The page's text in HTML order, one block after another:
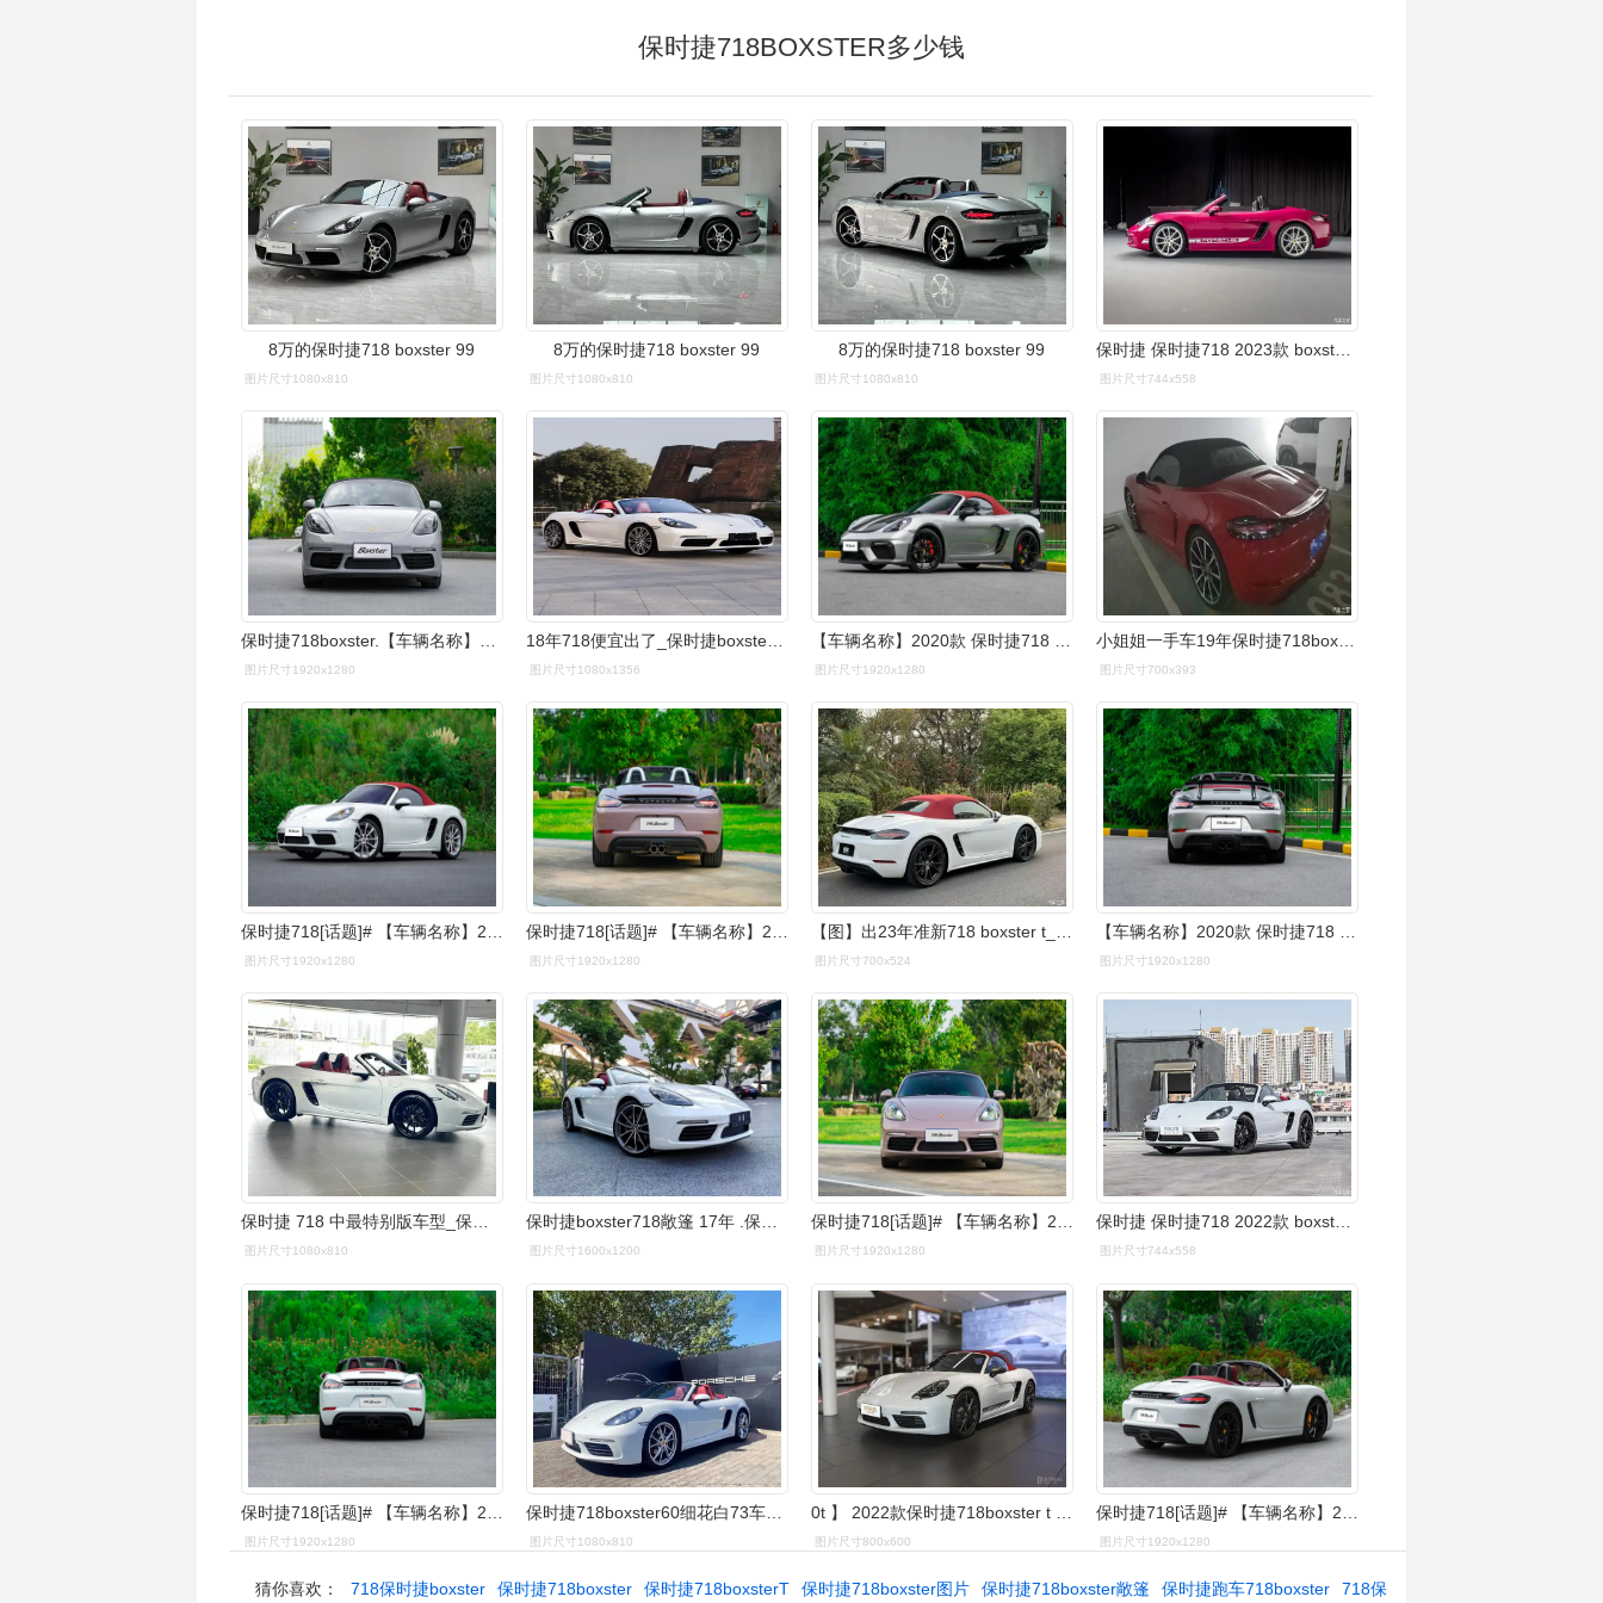
保时捷718BOXSTER多少钱
8万的保时捷718 boxster 99
图片尺寸1080x810
8万的保时捷718 boxster 99
图片尺寸1080x810
8万的保时捷718 boxster 99
图片尺寸1080x810 图片尺寸744x558
图片尺寸1920x1280
18年718便宜出了_保时捷boxster社区_易车社区
图片尺寸1080x1356 图片尺寸1920x1280 图片尺寸700x393
图片尺寸1920x1280 图片尺寸1920x1280 图片尺寸700x524 图片尺寸1920x1280
保时捷 718 中最特别版车型_保时捷boxster社区_易车社区
图片尺寸1080x810
保时捷boxster718敞篷 17年 .保时捷boxste - 抖音
图片尺寸1600x1200
保时捷718[话题]# 【车辆名称】2022款 保时捷718 boxster 2.
图片尺寸1920x1280
保时捷 保时捷718 2022款 boxster 2.0t
图片尺寸744x558
保时捷718[话题]# 【车辆名称】2022款 保时捷718 boxster 2.
图片尺寸1920x1280
保时捷718boxster60细花白73车况不错
图片尺寸1080x810
0t 】 2022款保时捷718boxster t 2.0t报价_图片_太平洋汽车
图片尺寸800x600
保时捷718[话题]# 【车辆名称】2020款 保时捷718 boxster 2
图片尺寸1920x1280
猜你喜欢： 718保时捷boxster 保时捷718boxster 保时捷718boxsterT 保时捷718boxster图片 保时捷718boxster敞篷 保时捷跑车718boxster 718保